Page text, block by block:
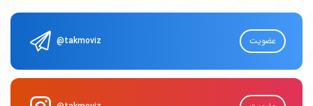
@takmoviz عضویت